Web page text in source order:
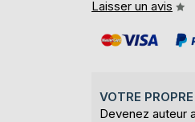
Laisser un avis
VOTRE
Devenez auteur